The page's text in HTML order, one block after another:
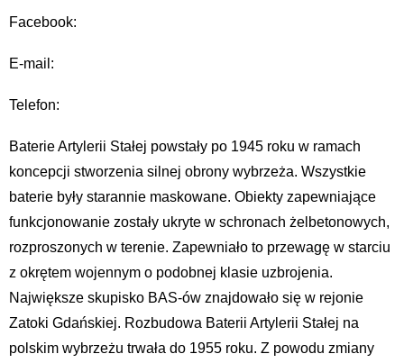
Facebook:
E-mail:
Telefon:
Baterie Artylerii Stałej powstały po 1945 roku w ramach
koncepcji stworzenia silnej obrony wybrzeża. Wszystkie
baterie były starannie maskowane. Obiekty zapewniające
funkcjonowanie zostały ukryte w schronach żelbetonowych,
rozproszonych w terenie. Zapewniało to przewagę w starciu
z okrętem wojennym o podobnej klasie uzbrojenia.
Największe skupisko BAS-ów znajdowało się w rejonie
Zatoki Gdańskiej. Rozbudowa Baterii Artylerii Stałej na
polskim wybrzeżu trwała do 1955 roku. Z powodu zmiany